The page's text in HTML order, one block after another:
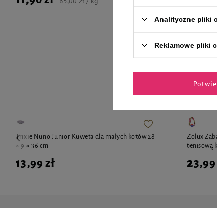
Trixie Nuno Junior Kuweta dla małych kotów 28
× 9 × 36 cm
13,99 zł
Zolux
tenisową
23,99
Analityczne pliki
Reklamowe pliki